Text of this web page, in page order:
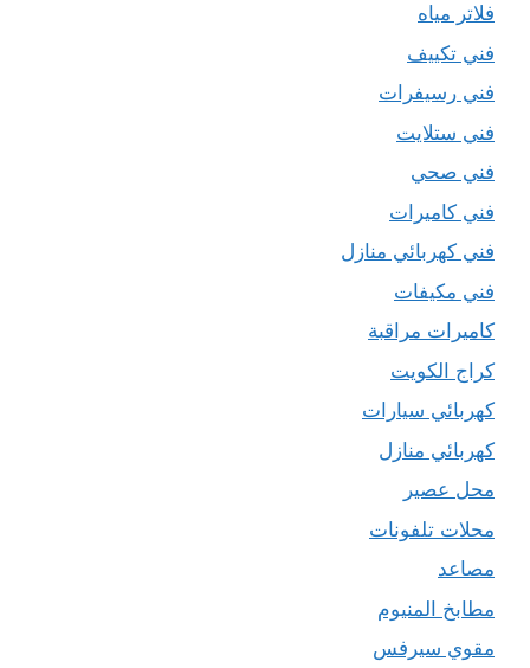
فلاتر مياه
فني تكييف
فني رسيفرات
فني ستلايت
فني صحي
فني كاميرات
فني كهربائي منازل
فني مكيفات
كاميرات مراقبة
كراج الكويت
كهربائي سيارات
كهربائي منازل
محل عصير
محلات تلفونات
مصاعد
مطابخ المنيوم
مقوي سيرفس